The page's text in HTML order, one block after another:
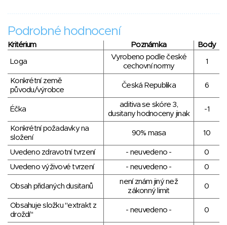
Podrobné hodnocení
Kritérium Poznámka Body
Loga
Vyrobeno podle české
cechovní normy
1
Konkrétní země
původu/výrobce
Česká Republika 6
Éčka
aditiva se skóre 3,
dusitany hodnoceny jinak
-1
Konkrétní požadavky na
složení
90% masa 10
Uvedeno zdravotní tvrzení - neuvedeno -
0
Uvedeno výživové tvrzení
- neuvedeno - 0
Obsah přidaných dusitanů
není znám jiný než
zákonný limit
0
Obsahuje složku "extrakt z
droždí"
- neuvedeno - 0